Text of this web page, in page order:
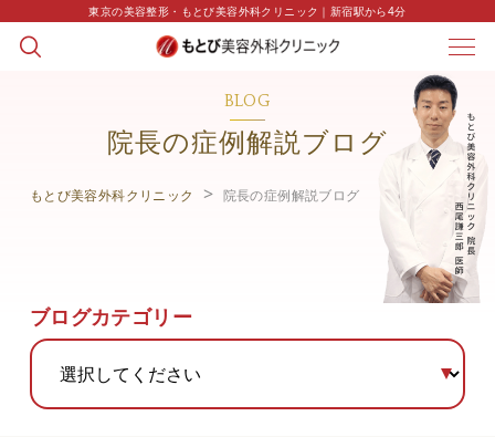
東京の美容整形・もとび美容外科クリニック｜新宿駅から4分
BLOG
院長の症例解説ブログ
もとび美容外科クリニック 院長の症例解説ブログ
ブログカテゴリー